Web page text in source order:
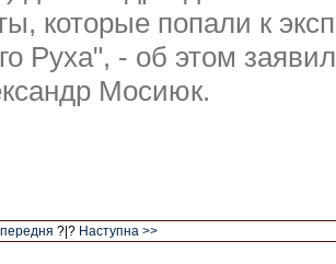
которые попали к
Руха", - об этом
Мосиюк.
?|? Наступна >>